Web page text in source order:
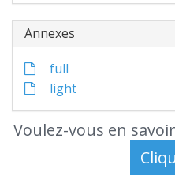
Annexes
full
light
Voulez-vous en